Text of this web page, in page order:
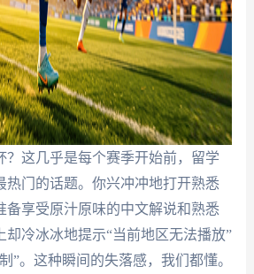
？这几乎是每个赛季开始前，留学
热门的话题。你兴冲冲地打开熟悉
备享受原汁原味的中文解说和熟悉
却冷冰冰地提示“当前地区无法播放”
”。这种瞬间的失落感，我们都懂。